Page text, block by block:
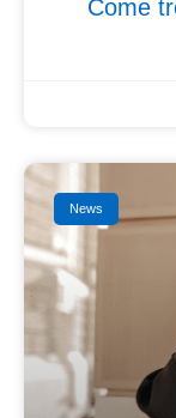
Come
News